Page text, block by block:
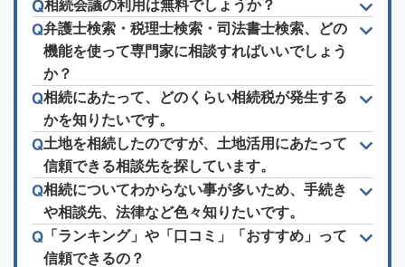
相続会議の利用は無料でしょうか？
弁護士検索・税理士検索・司法書士検索、どの
機能を使って専門家に相談すればいいでしょう
か？
相続にあたって、どのくらい相続税が発生する
かを知りたいです。
土地を相続したのですが、土地活用にあたって
信頼できる相談先を探しています。
相続についてわからない事が多いため、手続き
や相談先、法律など色々知りたいです。
「ランキング」や「口コミ」「おすすめ」って
信頼できるの？